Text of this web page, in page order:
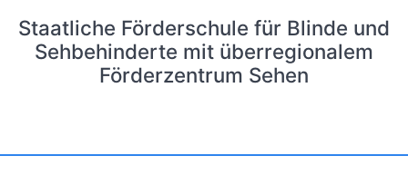
Staatliche Förderschule für Blinde und
Sehbehinderte mit überregionalem
Förderzentrum Sehen